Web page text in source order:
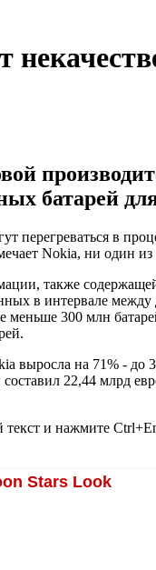
батарей
перегреваться в
Nokia, ни один
также
в интервале
меньше 300 млн
выросла на 71% -
22,44 млрд
и нажмите